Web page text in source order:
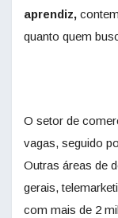
aprendiz,
quanto quem
O setor de
vagas, seguido
Outras áreas de
gerais,
com mais de 2